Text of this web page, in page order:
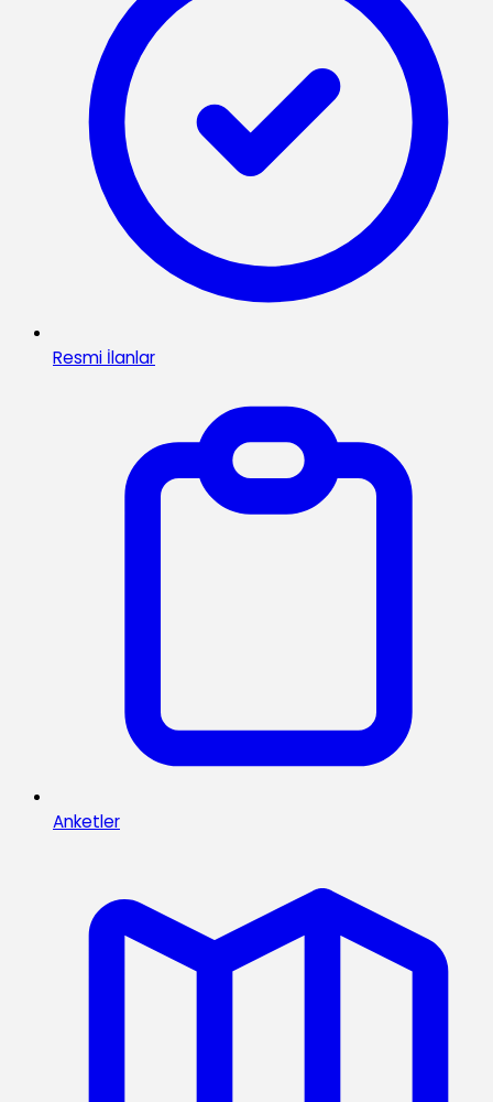
Resmi İlanlar
Anketler